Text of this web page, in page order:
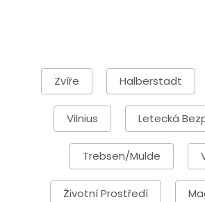
Zvíře Halberstadt
Vilnius Letecká
Trebsen/Mulde
Životní Prostředí